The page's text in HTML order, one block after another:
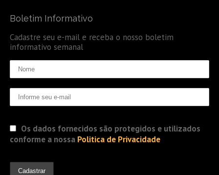
Boletim Informativo
Cadastre seu e-mail e receba o nosso boletim
informativo semanal
Os dados fornecidos são protegidos e utilizados
conforme a nossa Politica de Privacidade